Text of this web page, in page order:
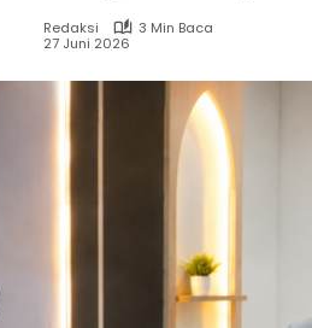
Redaksi
3 Min Baca
27 Juni 2026